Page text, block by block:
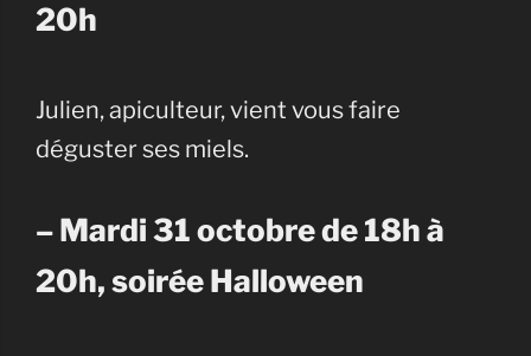
20h
Julien, apiculteur, vient vous faire
déguster ses miels.
– Mardi 31 octobre de 18h à
20h, soirée Halloween